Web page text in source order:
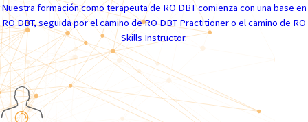
Nuestra formación como terapeuta de RO DBT comienza con una base en
RO DBT, seguida por el camino de RO DBT Practitioner o el camino de RO
Skills Instructor.